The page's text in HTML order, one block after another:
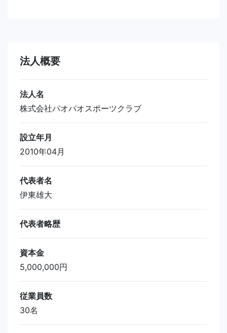
法人概要
法人名
株式会社パオパオスポーツクラブ
設立年月
2010年04月
代表者名
伊東雄大
代表者略歴
資本金
5,000,000円
従業員数
30名